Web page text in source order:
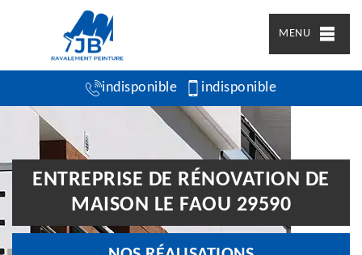
MENU
indisponible indisponible
ENTREPRISE DE RÉNOVATION DE
MAISON LE FAOU 29590